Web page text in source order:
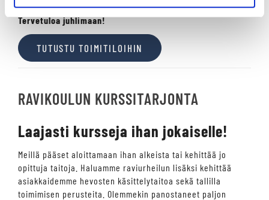
Tervetuloa juhlimaan!
TUTUSTU TOIMITILOIHIN
RAVIKOULUN KURSSITARJONTA
Laajasti kursseja ihan jokaiselle!
Meillä pääset aloittamaan ihan alkeista tai kehittää jo
opittuja taitoja. Haluamme raviurheilun lisäksi kehittää
asiakkaidemme hevosten käsittelytaitoa sekä tallilla
toimimisen perusteita. Olemmekin panostaneet paljon